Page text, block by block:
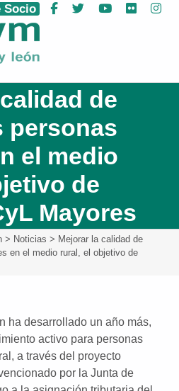
ASPAYM Castilla y León
Socio Facebook
Twitter YouTube
Flickr
de
personas
el medio
de
Mayores
> Noticias > Mejorar la calidad de
en el medio rural, el objetivo de
ha desarrollado un año más,
activo para personas
a través del proyecto
por la Junta de